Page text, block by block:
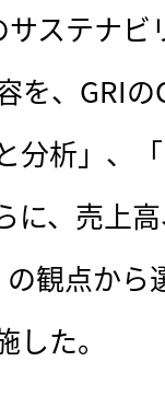
ステナ
を、GRI
分析」、
に、売上
観点から
た。